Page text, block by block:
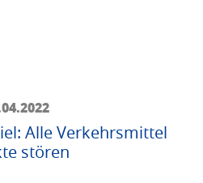
Alle Verkehrsmittel
stören